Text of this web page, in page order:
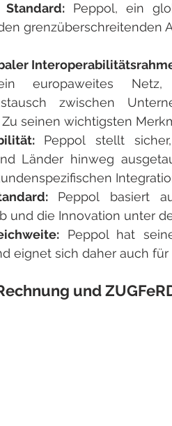
Peppol, ein
grenzüberschreitenden
europaweites Netz,
zwischen
seinen wichtigsten
Peppol stellt
Länder hinweg
Peppol basiert
und die Innovation unter
Peppol hat
eignet sich daher auch
und